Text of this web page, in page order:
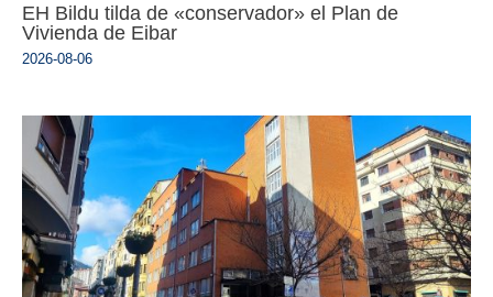
EH Bildu tilda de «conservador» el Plan de
Vivienda de Eibar
2026-08-06